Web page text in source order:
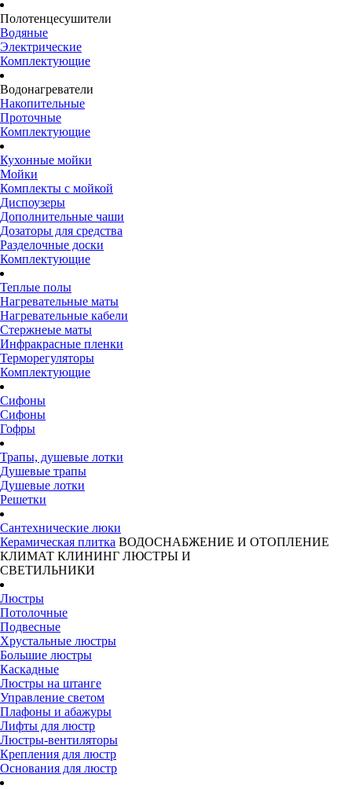
Полотенцесушители
Водяные
Электрические
Комплектующие
Водонагреватели
Накопительные
Проточные
Комплектующие
Кухонные мойки
Мойки
Комплекты с мойкой
Диспоузеры
Дополнительные чаши
Дозаторы для средства
Разделочные доски
Комплектующие
Теплые полы
Нагревательные маты
Нагревательные кабели
Стержнеые маты
Инфракрасные пленки
Терморегуляторы
Комплектующие
Сифоны
Сифоны
Гофры
Трапы, душевые лотки
Душевые трапы
Душевые лотки
Решетки
Сантехнические люки
Керамическая плитка ВОДОСНАБЖЕНИЕ И ОТОПЛЕНИЕ
КЛИМАТ КЛИНИНГ ЛЮСТРЫ И
СВЕТИЛЬНИКИ
Люстры
Потолочные
Подвесные
Хрустальные люстры
Большие люстры
Каскадные
Люстры на штанге
Управление светом
Плафоны и абажуры
Лифты для люстр
Люстры-вентиляторы
Крепления для люстр
Основания для люстр